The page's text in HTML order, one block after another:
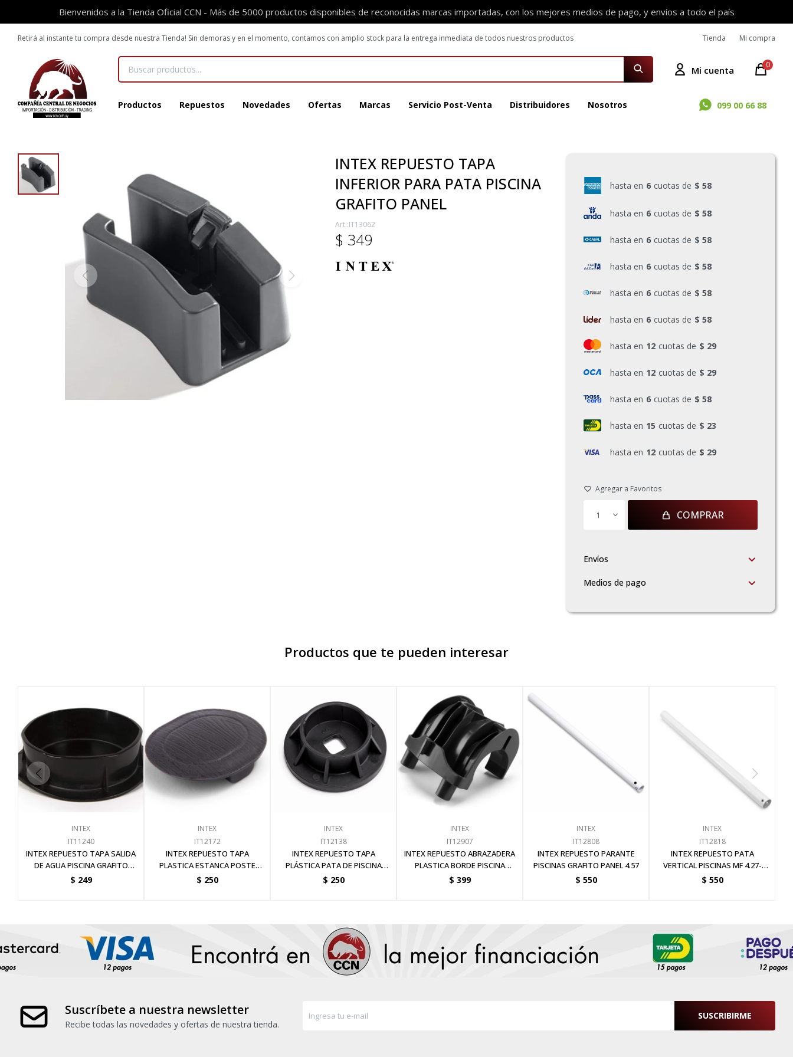
Bienvenidos a la Tienda Oficial CCN - Más de 5000 productos disponibles de reconocidas marcas importadas, con los mejores medios de pago, y envíos a todo el país
Productos Repuestos Novedades Ofertas Marcas Servicio Post-Venta Distribuidores Nosotros 099 00 66 88
0
Retirá al instante tu compra desde nuestra Tienda! Sin demoras y en el momento, contamos con amplio stock para la entrega inmediata de todos nuestros productos Tienda Mi compra
INTEX REPUESTO TAPA
INFERIOR PARA PATA PISCINA
GRAFITO PANEL
IT13062
$ 349
hasta en 6 cuotas de $ 58
hasta en 6 cuotas de $ 58
hasta en 6 cuotas de $ 58
hasta en 6 cuotas de $ 58
hasta en 6 cuotas de $ 58
hasta en 6 cuotas de $ 58
hasta en 12 cuotas de $ 29
hasta en 12 cuotas de $ 29
hasta en 6 cuotas de $ 58
hasta en 15 cuotas de $ 23
hasta en 12 cuotas de $ 29
1 COMPRAR
Envíos
Medios de pago
Productos que te pueden interesar
INTEX
IT11240
INTEX REPUESTO TAPA SALIDA
DE AGUA PISCINA GRAFITO
PANEL
$ 249
INTEX
IT12172
INTEX REPUESTO TAPA
PLASTICA ESTANCA POSTE
PISCINAS GRAFITO PANEL
$ 250
INTEX
IT12138
INTEX REPUESTO TAPA
PLÁSTICA PATA DE PISCINA
GRAFITO PANEL
$ 250
INTEX
IT12907
INTEX REPUESTO ABRAZADERA
PLASTICA BORDE PISCINA
GRAFITO PANEL
$ 399
INTEX
IT12808
INTEX REPUESTO PARANTE
PISCINAS GRAFITO PANEL 4.57
$ 550
INTEX
IT12818
INTEX REPUESTO PATA
VERTICAL PISCINAS MF 4.27-
4.57-4.88 X 1.22
$ 550
Suscríbete a nuestra newsletter
Recibe todas las novedades y ofertas de nuestra tienda.
SUSCRIBIRME